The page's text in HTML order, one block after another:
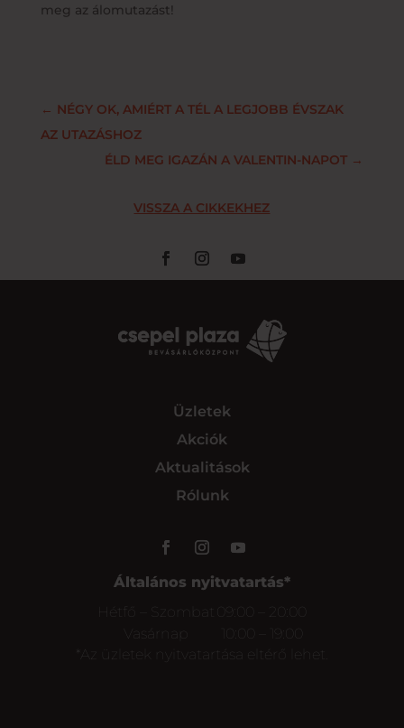
meg az álomutazást!
← NÉGY OK, AMIÉRT A TÉL A LEGJOBB ÉVSZAK
AZ UTAZÁSHOZ
ÉLD MEG IGAZÁN A VALENTIN-NAPOT →
VISSZA A CIKKEKHEZ
Üzletek
Akciók
Aktualitások
Rólunk
Általános nyitvatartás*
Hétfő – Szombat
09:00 – 20:00
Vasárnap
*Az üzletek nyitvatartása eltérő lehet.